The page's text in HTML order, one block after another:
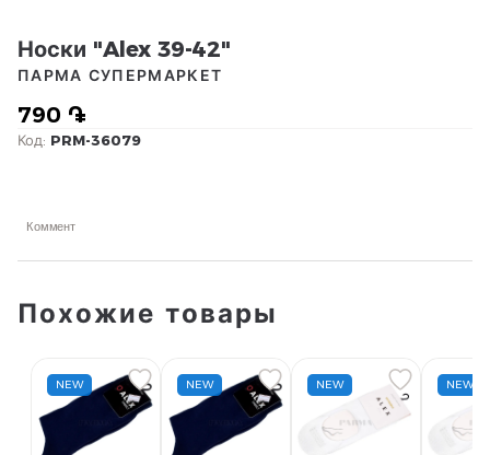
Носки "Alex 39-42"
790 ֏
ПАРМА СУПЕРМАРКЕТ
Код: PRM-36079
Коммент
Похожие товары
NEW NEW NEW NEW